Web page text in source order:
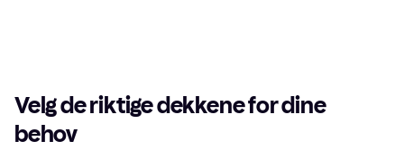
Velg de riktige dekkene for dine
behov